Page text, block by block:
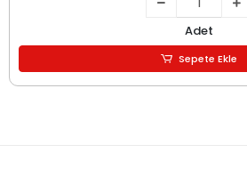
Adet
Sepete Ekle